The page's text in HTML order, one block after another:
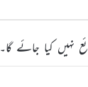
نہیں کیا جائے گا۔